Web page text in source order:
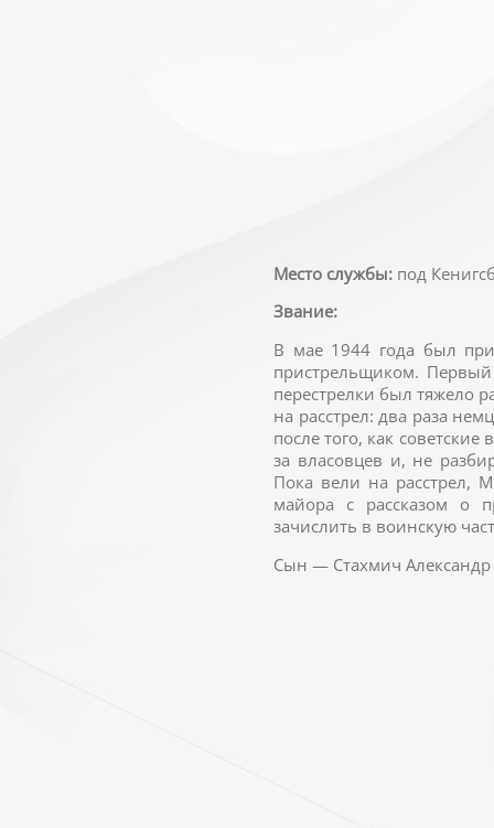
Место службы: под
Звание:
В мае 1944 года был
пристрельщиком.
перестрелки был тяжело
на расстрел: два раза
после того, как
за власовцев и, не
Пока вели на расстрел,
майора с рассказом о
зачислить в воинскую
Сын — Стахмич Александр